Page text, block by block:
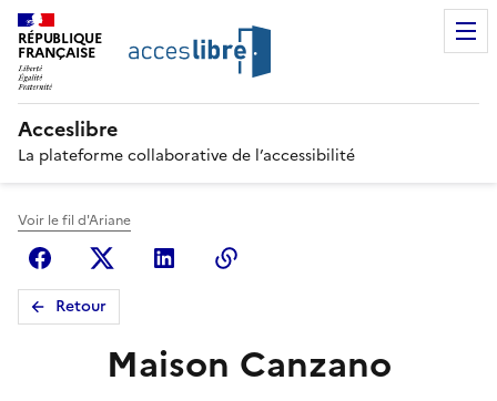
RÉPUBLIQUE
FRANÇAISE
Acceslibre
La plateforme collaborative de l’accessibilité
Voir le fil d'Ariane
FacebookX (anciennement Twitter)
Linkedin
Retour
Maison Canzano